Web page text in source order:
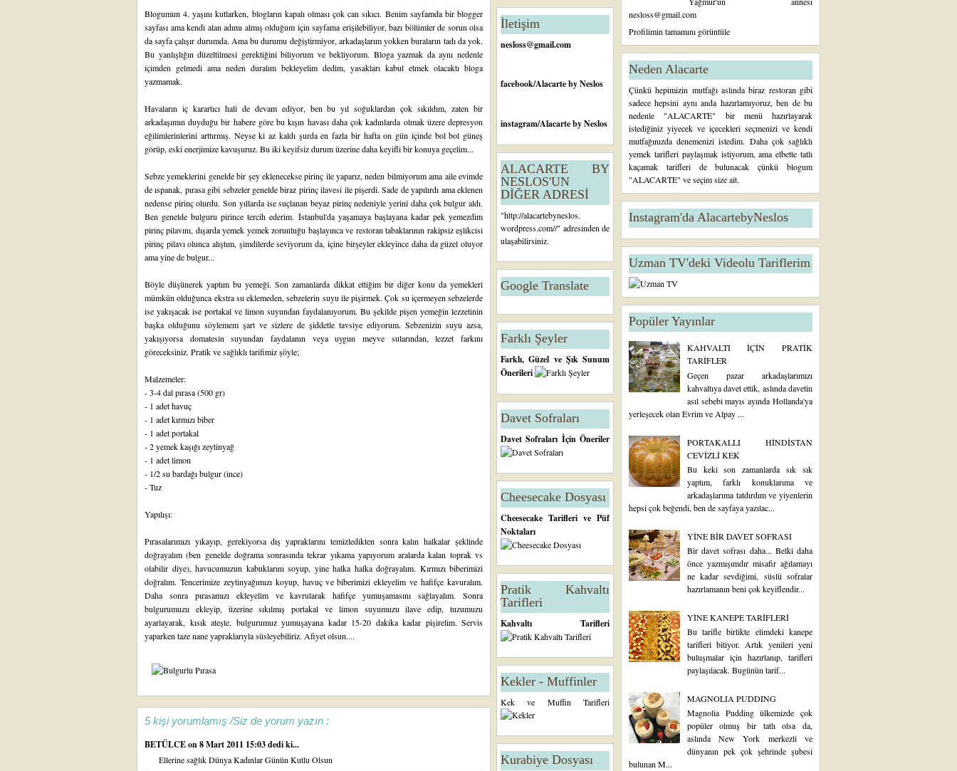
Blogumun 4. yaşını kutlarken, blogların kapalı olması çok can sıkıcı. Benim sayfamda bir blogger
sayfası ama kendi alan adımı almış olduğum için sayfama erişilebiliyor, bazı bölümler de sorun olsa
da sayfa çalışır durumda. Ama bu durumu değiştirmiyor, arkadaşlarım yokken buraların tadı da yok.
Bu yanlışlığın düzeltilmesi gerektiğini biliyorum ve bekliyorum. Bloga yazmak da aynı nedenle
içimden gelmedi ama neden duralım bekleyelim dedim, yasakları kabul etmek olacaktı bloga
yazmamak.
Havaların iç karartıcı hali de devam ediyor, ben bu yıl soğuklardan çok sıkıldım, zaten bir
arkadaşımın duyduğu bir habere göre bu kışın havası daha çok kadınlarda olmak üzere depresyon
eğilimlerinlerini arttırmış. Neyse ki az kaldı şurda en fazla bir hafta on gün içinde bol bol güneş
görüp, eski enerjimize kavuşuruz. Bu iki keyifsiz durum üzerine daha keyifli bir konuya geçelim...
Sebze yemeklerini genelde bir şey eklenecekse pirinç ile yaparız, neden bilmiyorum ama aile evimde
de ıspanak, pırasa gibi sebzeler genelde biraz pirinç ilavesi ile pişerdi. Sade de yapılırdı ama eklenen
nedense pirinç olurdu. Son yıllarda ise suçlanan beyaz pirinç nedeniyle yerini daha çok bulgur aldı.
Ben genelde bulguru pirince tercih ederim. İstanbul'da yaşamaya başlayana kadar pek yemezdim
pirinç pilavını, dışarda yemek yemek zorunluğu başlayınca ve restoran tabaklarının rakipsiz eşlikcisi
pirinç pilavı olunca alıştım, şimdilerde seviyorum da, içine birşeyler ekleyince daha da güzel oluyor
ama yine de bulgur...
Böyle düşünerek yaptım bu yemeği. Son zamanlarda dikkat ettiğim bir diğer konu da yemekleri
mümkün olduğunca ekstra su eklemeden, sebzelerin suyu ile pişirmek. Çok su içermeyen sebzelerde
ise yakışacak ise portakal ve limon suyundan faydalanıyorum. Bu şekilde pişen yemeğin lezzetinin
başka olduğunu söylemem şart ve sizlere de şiddetle tavsiye ediyorum. Sebzenizin suyu azsa,
yakışıyorsa domatesin suyundan faydalanın veya uygun meyve sularından, lezzet farkını
göreceksiniz. Pratik ve sağlıklı tarifimiz şöyle;
Malzemeler:
- 3-4 dal pırasa (500 gr)
- 1 adet havuç
- 1 adet kırmızı biber
- 1 adet portakal
- 2 yemek kaşığı zeytinyağ
- 1 adet limon
- 1/2 su bardağı bulgur (ince)
- Tuz
Yapılışı:
Pırasalarımızı yıkayıp, gerekiyorsa dış yapraklarını temizledikten sonra kalın halkalar şeklinde
doğrayalım (ben genelde doğrama sonrasında tekrar yıkama yapıyorum aralarda kalan toprak vs
olabilir diye), havucumuzun kabuklarını soyup, yine halka halka doğrayalım. Kırmızı biberimizi
doğralım. Tencerimize zeytinyağımızı koyup, havuç ve biberimizi ekleyelim ve hafifçe kavuralım.
Daha sonra pırasamızı ekleyelim ve kavrularak hafifçe yumuşamasını sağlayalım. Sonra
bulgurumuzu ekleyip, üzerine sıkılmış portakal ve limon suyumuzu ilave edip, tuzumuzu
ayarlayarak, kısık ateşte, bulgurumuz yumuşayana kadar 15-20 dakika kadar pişirelim. Servis
yaparken taze nane yapraklarıyla süsleyebiliriz. Afiyet olsun....
5 kişi yorumlamış /Siz de yorum yazın :
BETÜLCEon 8 Mart 2011 15:03 dedi ki...
Ellerine sağlık Dünya Kadınlar Günün Kutlu Olsun
İletişim
nesloss@gmail.com
facebook/Alacarte by Neslos
instagram/Alacarte by Neslos
ALACARTE BY
NESLOS'UN
DİĞER ADRESİ
"http://alacartebyneslos.
wordpress.com//" adresinden de
ulaşabilirsiniz.
Google Translate
Farklı Şeyler
Farklı, Güzel ve Şık Sunum
Önerileri
Davet Sofraları
Davet Sofraları İçin Öneriler
Cheesecake Dosyası
Cheesecake Tarifleri ve Püf
Noktaları
Pratik Kahvaltı
Tarifleri
Kahvaltı Tarifleri
Kekler - Muffinler
Kek ve Muffin Tarifleri
Kurabiye Dosyası
nesloss@gmail.com
Profilimin tamamını görüntüle
Neden Alacarte
Çünkü hepimizin mutfağı aslında biraz restoran gibi
sadece hepsini aynı anda hazırlamıyoruz, ben de bu
nedenle "ALACARTE" bir menü hazırlayarak
istediğiniz yiyecek ve içecekleri seçmenizi ve kendi
mutfağınızda denemenizi istedim. Daha çok sağlıklı
yemek tarifleri paylaşmak istiyorum, ama elbette tatlı
kaçamak tarifleri de bulunacak çünkü blogum
"ALACARTE" ve seçim size ait.
Instagram'da AlacartebyNeslos
Uzman TV'deki Videolu Tariflerim
Popüler Yayınlar
KAHVALTI İÇİN PRATİK
TARİFLER
Geçen pazar arkadaşlarımızı
kahvaltıya davet ettik, aslında davetin
asıl sebebi mayıs ayında Hollanda'ya
yerleşecek olan Evrim ve Alpay ...
PORTAKALLI HİNDİSTAN
CEVİZLİ KEK
Bu keki son zamanlarda sık sık
yaptım, farklı konuklarıma ve
arkadaşlarıma tatdırdım ve yiyenlerin
hepsi çok beğendi, ben de sayfaya yazılac...
YİNE BİR DAVET SOFRASI
Bir davet sofrası daha... Belki daha
önce yazmışımdır misafir ağılamayı
ne kadar sevdiğimi, süslü sofralar
hazırlamanın beni çok keyiflendir...
YİNE KANEPE TARİFLERİ
Bu tarifle birlikte elimdeki kanepe
tarifleri bitiyor. Artık yenileri yeni
buluşmalar için hazırlanıp, tarifleri
paylaşılacak. Bugünün tarif...
MAGNOLIA PUDDING
Magnolia Pudding ülkemizde çok
popüler olmuş bir tatlı olsa da,
aslında New York merkezli ve
dünyanın pek çok şehrinde şubesi
bulunan M...